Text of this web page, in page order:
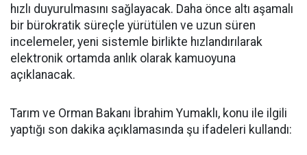
hızlı duyurulmasını sağlayacak. Daha önce altı aşamalı
bir bürokratik süreçle yürütülen ve uzun süren
incelemeler, yeni sistemle birlikte hızlandırılarak
elektronik ortamda anlık olarak kamuoyuna
açıklanacak.
Tarım ve Orman Bakanı İbrahim Yumaklı, konu ile ilgili
yaptığı son dakika açıklamasında şu ifadeleri kullandı: